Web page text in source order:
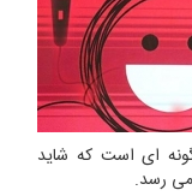
ای است که شاید
رسد.